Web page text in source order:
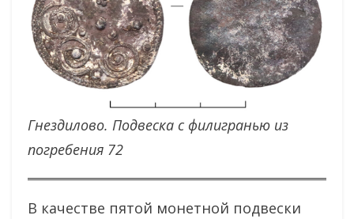
Гнездилово. Подвеска с филигранью из
погребения 72
В качестве пятой монетной подвески